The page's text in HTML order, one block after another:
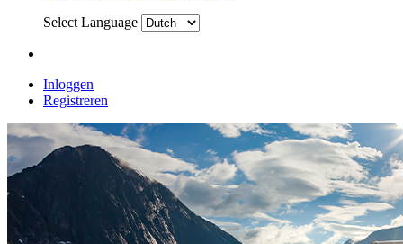
Select Language
Inloggen
Registreren